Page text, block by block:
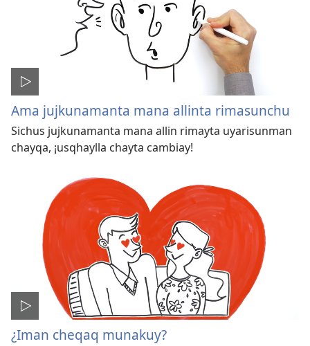
Ama jujkunamanta mana allinta rimasunchu
Sichus jujkunamanta mana allin rimayta uyarisunman
chayqa, ¡usqhaylla chayta cambiay!
¿Iman cheqaq munakuy?